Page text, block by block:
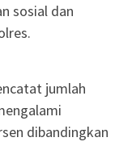
sosial dan
jumlah
dibandingkan